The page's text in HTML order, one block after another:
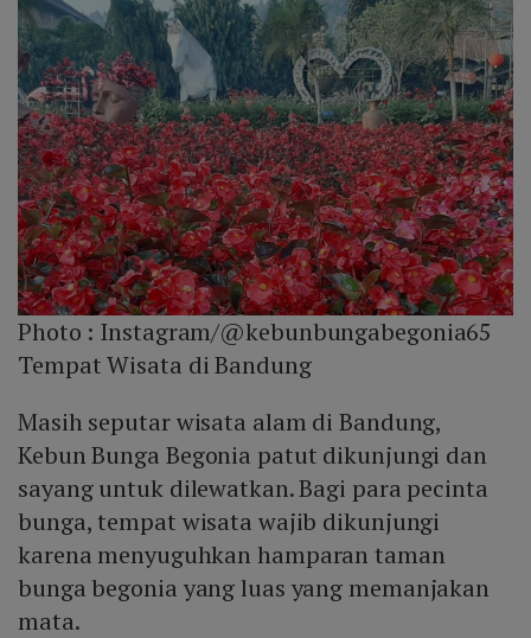
Photo : Instagram/@kebunbungabegonia65
Tempat Wisata di Bandung
Masih seputar wisata alam di Bandung,
Kebun Bunga Begonia patut dikunjungi dan
sayang untuk dilewatkan. Bagi para pecinta
bunga, tempat wisata wajib dikunjungi
karena menyuguhkan hamparan taman
bunga begonia yang luas yang memanjakan
mata.